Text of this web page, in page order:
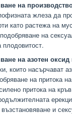
на
жлеза да
като растежа на
на
на азотен оксид
които насърчават
на притока
притока на
и